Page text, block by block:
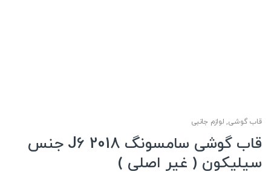
قاب گوشی, لوازم جانبی
قاب گوشی سامسونگ J6 2018 جنس
سیلیکون ( غیر اصلی )